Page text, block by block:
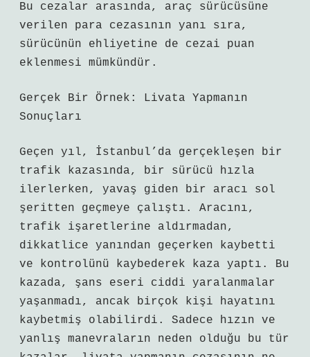
Bu cezalar arasında, araç sürücüsüne
verilen para cezasının yanı sıra,
sürücünün ehliyetine de cezai puan
eklenmesi mümkündür.
Gerçek Bir Örnek: Livata Yapmanın
Sonuçları
Geçen yıl, İstanbul’da gerçekleşen bir
trafik kazasında, bir sürücü hızla
ilerlerken, yavaş giden bir aracı sol
şeritten geçmeye çalıştı. Aracını,
trafik işaretlerine aldırmadan,
dikkatlice yanından geçerken kaybetti
ve kontrolünü kaybederek kaza yaptı. Bu
kazada, şans eseri ciddi yaralanmalar
yaşanmadı, ancak birçok kişi hayatını
kaybetmiş olabilirdi. Sadece hızın ve
yanlış manevraların neden olduğu bu tür